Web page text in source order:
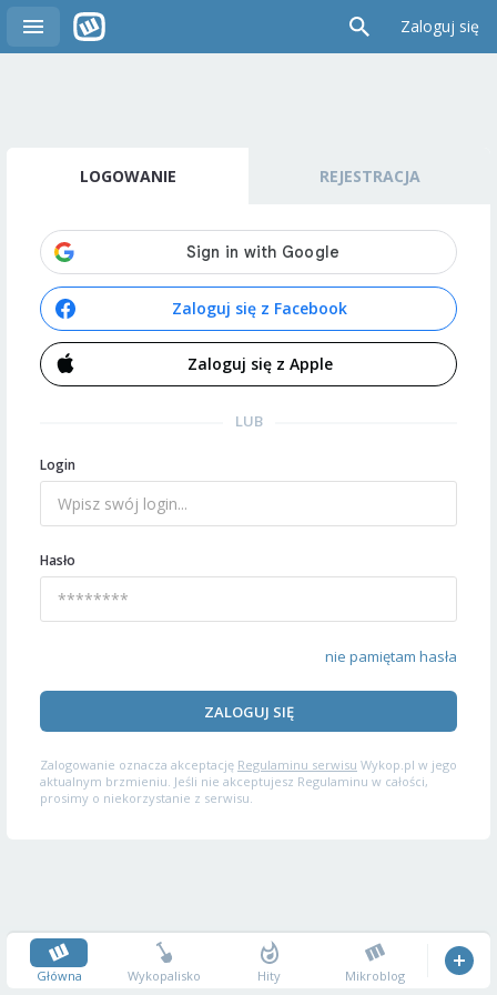
Zaloguj się
LOGOWANIE REJESTRACJA
Zaloguj się z Facebook
Zaloguj się z Apple
LUB
Login
Hasło
nie pamiętam hasła
ZALOGUJ SIĘ
Zalogowanie oznacza akceptację Regulaminu serwisu Wykop.pl w jego
aktualnym brzmieniu. Jeśli nie akceptujesz Regulaminu w całości,
prosimy o niekorzystanie z serwisu.
Główna Wykopalisko Hity Mikroblog